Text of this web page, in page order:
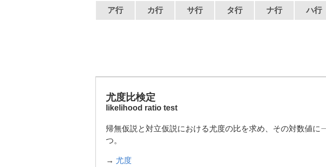
ア行 カ行 サ行 タ行 ナ行 ハ行
尤度比検定
likelihood ratio test
帰無仮説と対立仮説における尤度の比を求め、その対数値に
つ。
→ 尤度